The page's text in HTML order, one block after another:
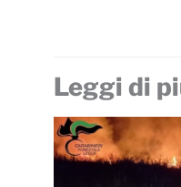
Leggi di